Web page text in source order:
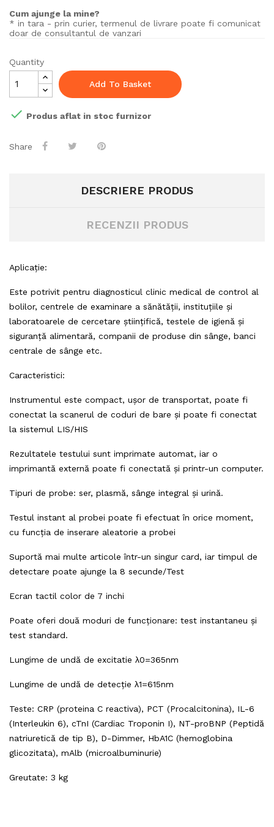
Cum ajunge la mine?
* in tara - prin curier, termenul de livrare poate fi comunicat
doar de consultantul de vanzari
Quantity
Add To Basket
 Produs aflat in stoc furnizor
Share
DESCRIERE PRODUS
RECENZII PRODUS
Aplicație:
Este potrivit pentru diagnosticul clinic medical de control al
bolilor, centrele de examinare a sănătății, instituțiile și
laboratoarele de cercetare științifică, testele de igienă și
siguranță alimentară, companii de produse din sânge, banci
centrale de sânge etc.
Caracteristici:
Instrumentul este compact, ușor de transportat, poate fi
conectat la scanerul de coduri de bare și poate fi conectat
la sistemul LIS/HIS
Rezultatele testului sunt imprimate automat, iar o
imprimantă externă poate fi conectată și printr-un computer.
Tipuri de probe: ser, plasmă, sânge integral și urină.
Testul instant al probei poate fi efectuat în orice moment,
cu funcția de inserare aleatorie a probei
Suportă mai multe articole într-un singur card, iar timpul de
detectare poate ajunge la 8 secunde/Test
Ecran tactil color de 7 inchi
Poate oferi două moduri de funcționare: test instantaneu și
test standard.
Lungime de undă de excitatie λ0=365nm
Lungime de undă de detecție λ1=615nm
Teste: CRP (proteina C reactiva), PCT (Procalcitonina), IL-6
(Interleukin 6), cTnI (Cardiac Troponin I), NT-proBNP (Peptidă
natriuretică de tip B), D-Dimmer, HbA1C (hemoglobina
glicozitata), mAlb (microalbuminurie)
Greutate: 3 kg